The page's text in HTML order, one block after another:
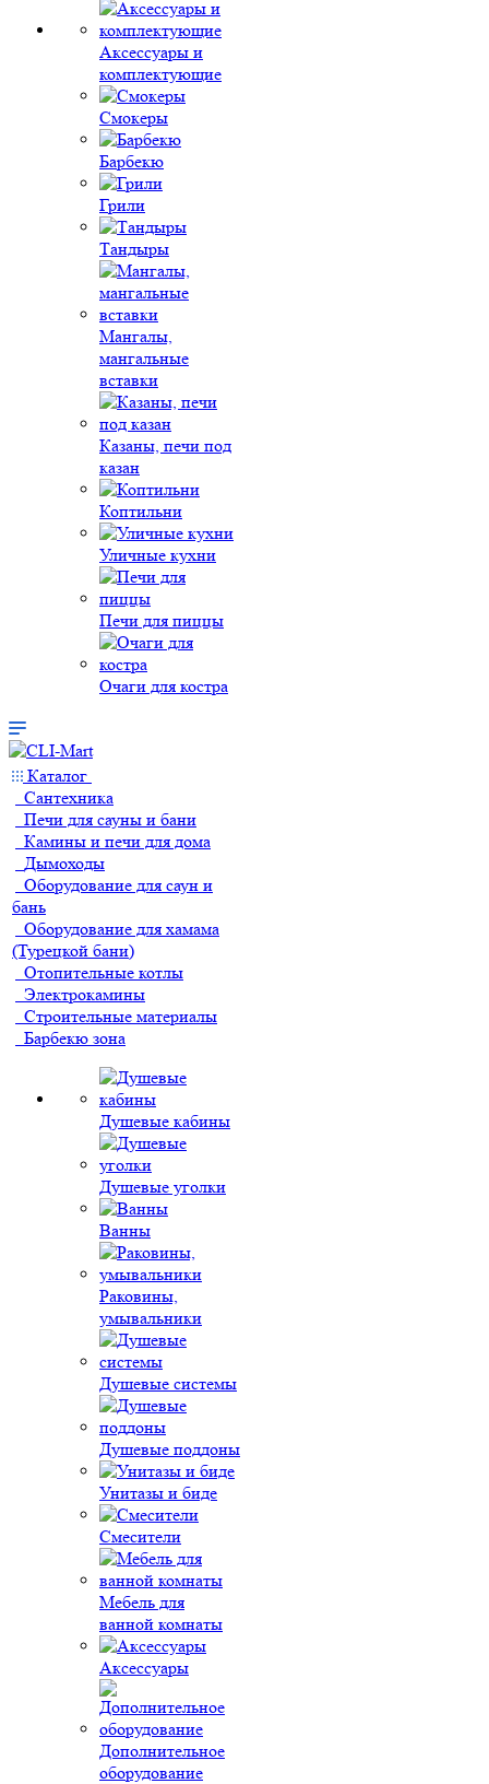
Аксессуары и
комплектующие
Смокеры
Барбекю
Грили
Тандыры
Мангалы,
мангальные
вставки
Казаны, печи под
казан
Коптильни
Уличные кухни
Печи для пиццы
Очаги для костра
Каталог
Сантехника
Печи для сауны и бани
Камины и печи для дома
Дымоходы
Оборудование для саун и
бань
Оборудование для хамама
(Турецкой бани)
Отопительные котлы
Электрокамины
Строительные материалы
Барбекю зона
Душевые кабины
Душевые уголки
Ванны
Раковины,
умывальники
Душевые системы
Душевые поддоны
Унитазы и биде
Смесители
Мебель для
ванной комнаты
Аксессуары
Дополнительное
оборудование